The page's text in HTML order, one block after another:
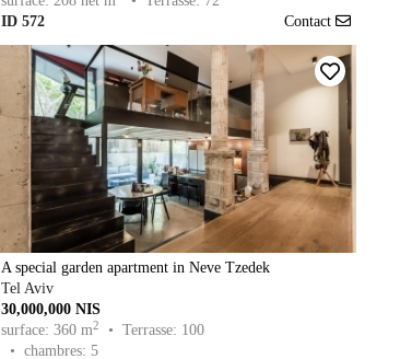
ID 572
Contact
A special garden apartment in Neve Tzedek
Tel Aviv
30,000,000 NIS
surface: 360 m2
• Terrasse: 100
• chambres: 5